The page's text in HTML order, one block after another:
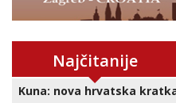
Najčitanije
Kuna: nova hrvatska